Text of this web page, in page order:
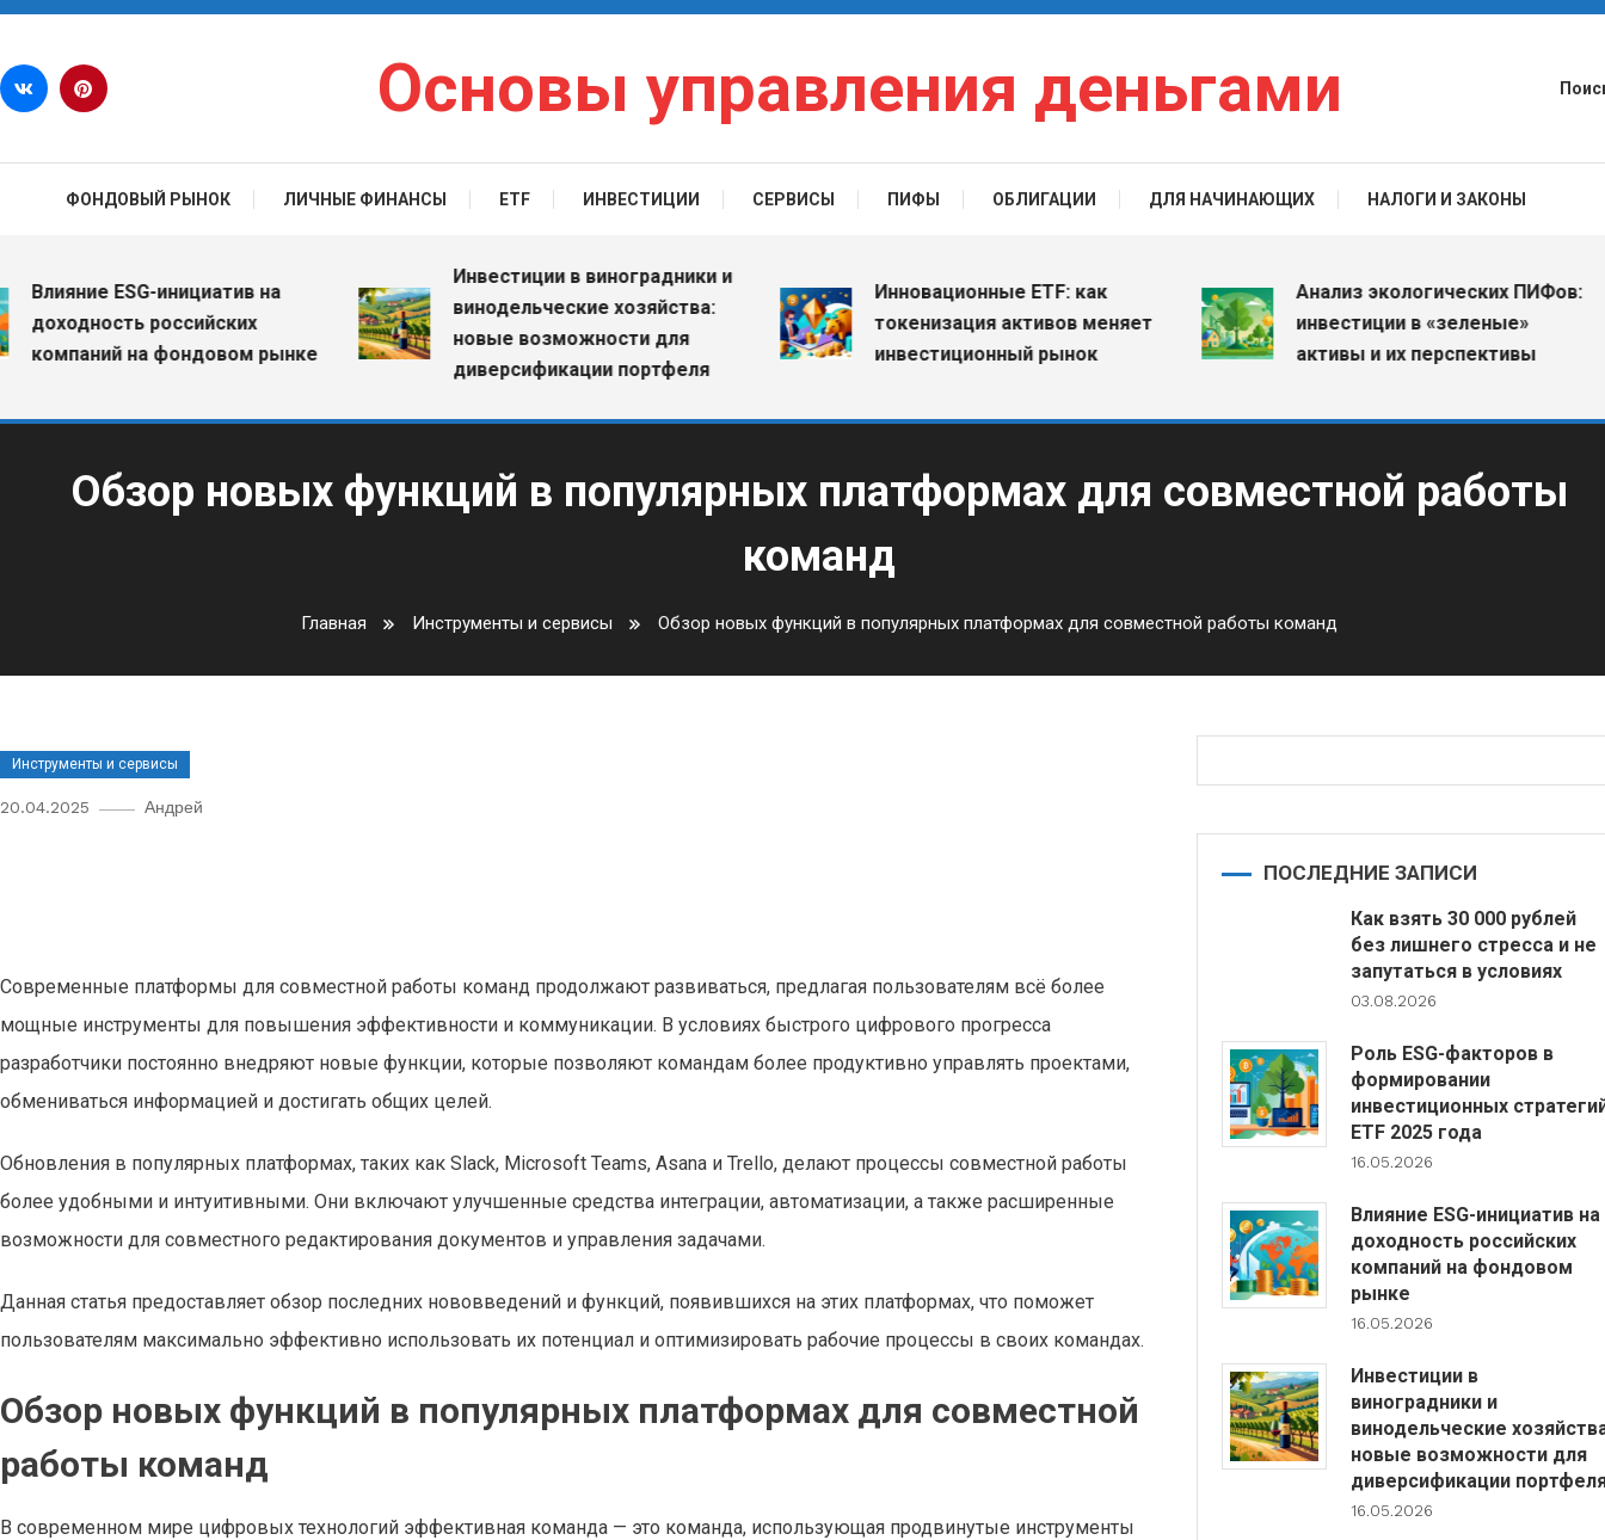
Перейти к содержимому
Основы управления деньгами
ФОНДОВЫЙ РЫНОК ЛИЧНЫЕ ФИНАНСЫ ETF ИНВЕСТИЦИИ СЕРВИСЫ ПИФЫ ОБЛИГАЦИИ ДЛЯ НАЧИНАЮЩИХ НАЛОГИ И ЗАКОНЫ
ESG-инициатив на
российских
на фондовом рынке
Инвестиции в виноградники и
винодельческие хозяйства:
новые возможности для
диверсификации портфеля
Инновационные ETF: как
токенизация активов меняет
инвестиционный рынок
Анализ экологических ПИФов:
инвестиции в «зеленые»
активы и их перспективы
Обзор новых функций в популярных платформax для совместной работы
команд
Главная Инструменты и сервисы Обзор новых функций в популярных платформax для совместной работы команд
Инструменты и сервисы
20.04.2025 Андрей
Современные платформы для совместной работы команд продолжают развиваться, предлагая пользователям всё более
мощные инструменты для повышения эффективности и коммуникации. В условиях быстрого цифрового прогресса
разработчики постоянно внедряют новые функции, которые позволяют командам более продуктивно управлять проектами,
обмениваться информацией и достигать общих целей.
Обновления в популярных платформах, таких как Slack, Microsoft Teams, Asana и Trello, делают процессы совместной работы
более удобными и интуитивными. Они включают улучшенные средства интеграции, автоматизации, а также расширенные
возможности для совместного редактирования документов и управления задачами.
Данная статья предоставляет обзор последних нововведений и функций, появившихся на этих платформах, что поможет
пользователям максимально эффективно использовать их потенциал и оптимизировать рабочие процессы в своих командах.
Обзор новых функций в популярных платформах для совместной
работы команд
В современном мире цифровых технологий эффективная команда — это команда, использующая продвинутые инструменты
ПОСЛЕДНИЕ ЗАПИСИ
Как взять 30 000 рублей
без лишнего стресса и не
запутаться в условиях
03.08.2026
Роль ESG-факторов в
формировании
инвестиционных
ETF 2025 года
16.05.2026
Влияние ESG-инициатив на
доходность российских
компаний на фондовом
рынке
16.05.2026
Инвестиции в
виноградники и
винодельческие
новые возможности для
диверсификации
16.05.2026